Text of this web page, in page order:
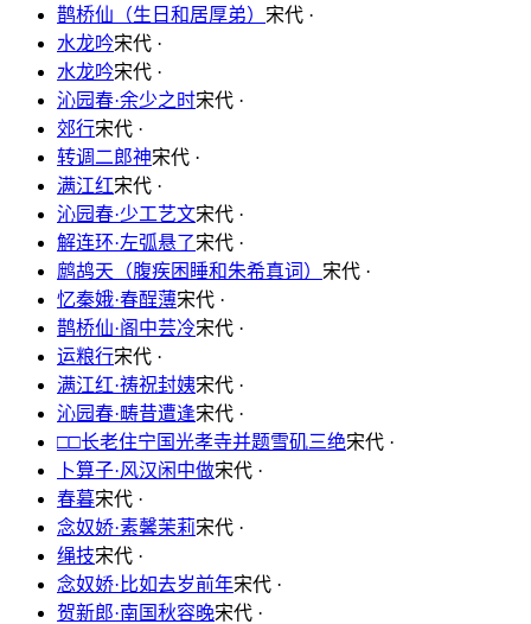
鹊桥仙（生日和居厚弟） 宋代 ·
水龙吟宋代 ·
水龙吟宋代 ·
沁园春·余少之时宋代 ·
郊行宋代 ·
转调二郎神宋代 ·
满江红宋代 ·
沁园春·少工艺文宋代 ·
解连环·左弧悬了宋代 ·
鹧鸪天（腹疾困睡和朱希真词） 宋代 ·
忆秦娥·春酲薄宋代 ·
鹊桥仙·阁中芸冷宋代 ·
运粮行宋代 ·
满江红·祷祝封姨宋代 ·
沁园春·畴昔遭逢宋代 ·
□□长老住宁国光孝寺并题雪矶三绝宋代 ·
卜算子·风汉闲中做宋代 ·
春暮宋代 ·
念奴娇·素馨茉莉宋代 ·
绳技宋代 ·
念奴娇·比如去岁前年宋代 ·
贺新郎·南国秋容晚宋代 ·